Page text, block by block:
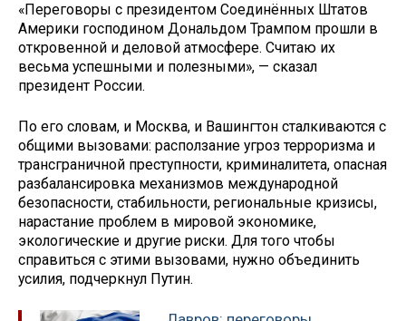
«Переговоры с президентом Соединённых Штатов
Америки господином Дональдом Трампом прошли в
откровенной и деловой атмосфере. Считаю их
весьма успешными и полезными», — сказал
президент России.
По его словам, и Москва, и Вашингтон сталкиваются с
общими вызовами: расползание угроз терроризма и
трансграничной преступности, криминалитета, опасная
разбалансировка механизмов международной
безопасности, стабильности, региональные кризисы,
нарастание проблем в мировой экономике,
экологические и другие риски. Для того чтобы
справиться с этими вызовами, нужно объединить
усилия, подчеркнул Путин.